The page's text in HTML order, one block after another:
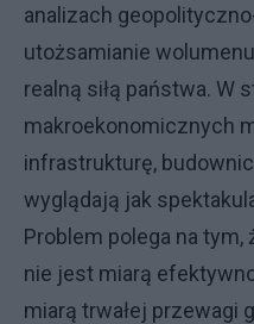
analizach
utożsamianie
realną siłą państwa. W
makroekonomicznych
infrastrukturę,
wyglądają jak
Problem polega na
nie jest miarą
miarą trwałej przewagi